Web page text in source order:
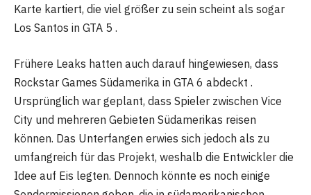
Karte kartiert, die viel größer zu sein scheint als sogar
Los Santos in GTA 5 .
Frühere Leaks hatten auch darauf hingewiesen, dass
Rockstar Games Südamerika in GTA 6 abdeckt .
Ursprünglich war geplant, dass Spieler zwischen Vice
City und mehreren Gebieten Südamerikas reisen
können. Das Unterfangen erwies sich jedoch als zu
umfangreich für das Projekt, weshalb die Entwickler die
Idee auf Eis legten. Dennoch könnte es noch einige